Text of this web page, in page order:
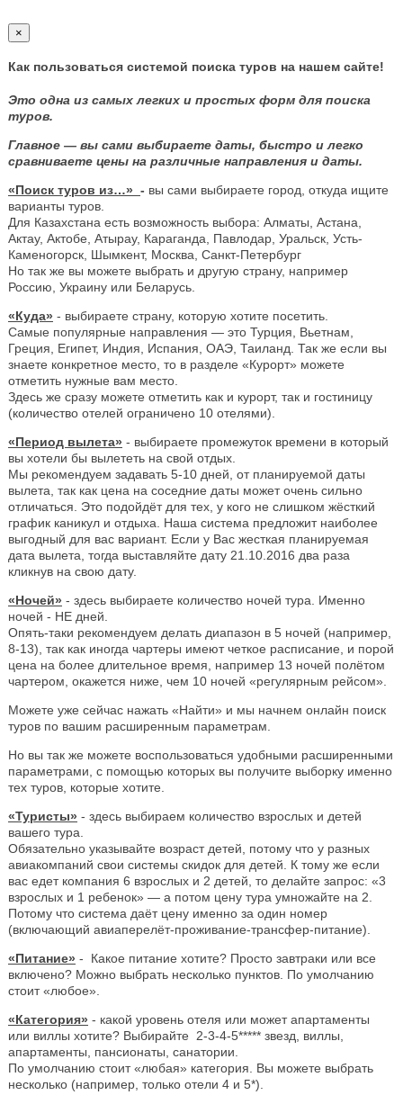
×
Как пользоваться системой поиска туров на нашем сайте!
Это одна из самых легких и простых форм для поиска
туров.
Главное — вы сами выбираете даты, быстро и легко
сравниваете цены на различные направления и даты.
«Поиск туров из…» - вы сами выбираете город, откуда ищите
варианты туров.
Для Казахстана есть возможность выбора: Алматы, Астана,
Актау, Актобе, Атырау, Караганда, Павлодар, Уральск, Усть-
Каменогорск, Шымкент, Москва, Санкт-Петербург
Но так же вы можете выбрать и другую страну, например
Россию, Украину или Беларусь.
«Куда» - выбираете страну, которую хотите посетить.
Самые популярные направления — это Турция, Вьетнам,
Греция, Египет, Индия, Испания, ОАЭ, Таиланд. Так же если вы
знаете конкретное место, то в разделе «Курорт» можете
отметить нужные вам место.
Здесь же сразу можете отметить как и курорт, так и гостиницу
(количество отелей ограничено 10 отелями).
«Период вылета» - выбираете промежуток времени в который
вы хотели бы вылететь на свой отдых.
Мы рекомендуем задавать 5-10 дней, от планируемой даты
вылета, так как цена на соседние даты может очень сильно
отличаться. Это подойдёт для тех, у кого не слишком жёсткий
график каникул и отдыха. Наша система предложит наиболее
выгодный для вас вариант. Если у Вас жесткая планируемая
дата вылета, тогда выставляйте дату 21.10.2016 два раза
кликнув на свою дату.
«Ночей» - здесь выбираете количество ночей тура. Именно
ночей - НЕ дней.
Опять-таки рекомендуем делать диапазон в 5 ночей (например,
8-13), так как иногда чартеры имеют четкое расписание, и порой
цена на более длительное время, например 13 ночей полётом
чартером, окажется ниже, чем 10 ночей «регулярным рейсом».
Можете уже сейчас нажать «Найти» и мы начнем онлайн поиск
туров по вашим расширенным параметрам.
Но вы так же можете воспользоваться удобными расширенными
параметрами, с помощью которых вы получите выборку именно
тех туров, которые хотите.
«Туристы» - здесь выбираем количество взрослых и детей
вашего тура.
Обязательно указывайте возраст детей, потому что у разных
авиакомпаний свои системы скидок для детей. К тому же если
вас едет компания 6 взрослых и 2 детей, то делайте запрос: «3
взрослых и 1 ребенок» — а потом цену тура умножайте на 2.
Потому что система даёт цену именно за один номер
(включающий авиаперелёт-проживание-трансфер-питание).
«Питание» - Какое питание хотите? Просто завтраки или все
включено? Можно выбрать несколько пунктов. По умолчанию
стоит «любое».
«Категория» - какой уровень отеля или может апартаменты
или виллы хотите? Выбирайте 2-3-4-5***** звезд, виллы,
апартаменты, пансионаты, санатории.
По умолчанию стоит «любая» категория. Вы можете выбрать
несколько (например, только отели 4 и 5*).